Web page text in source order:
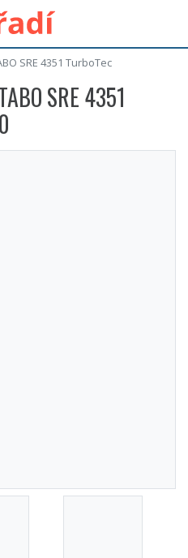
SRE 4351 TurboTec
SRE 4351